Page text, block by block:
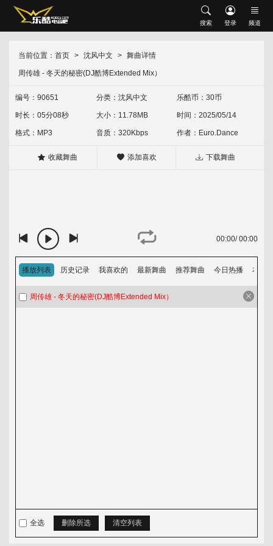
搜索 登录 频道
搜索
外文舞曲 沈风外文 外网资源 经典怀旧 HOUSE Electro
排行榜
音乐上传人
音乐发布区
会员中心 修改资料
升级VIP 我喜欢的
当前位置： 首页 沈风中文 舞曲详情
周传雄 - 冬天的秘密(DJ酷博Extended Mix）
编号：90651 分类： 沈风中文 乐酷币：30币
时长：05分08秒 大小：11.78MB 时间：2025/05/14
格式：MP3 音质：320Kbps 作者： Euro.Dance
收藏舞曲 添加喜欢 下载舞曲
00:00/00:00
播放列表 历史记录 我喜欢的 最新舞曲 推荐舞曲 今日热播 本周
周传雄 - 冬天的秘密(DJ酷博Extended Mix）
全选 删除所选 清空列表